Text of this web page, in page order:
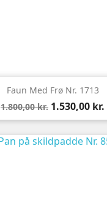
Faun Med Frø Nr. 1713
Normalpris
1.800,00 kr. Pris
1.530,00 kr.